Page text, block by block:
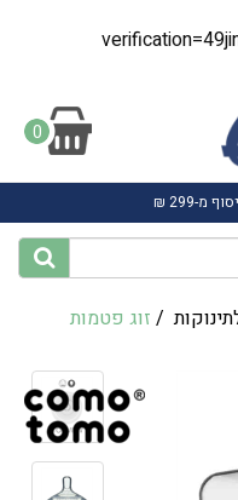
0
מ-299 ₪
/ זוג פטמות